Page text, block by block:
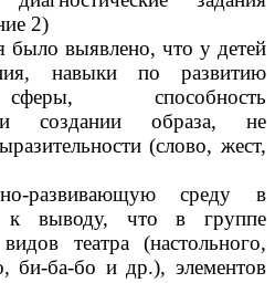
2)
было выявлено, что у детей
навыки по развитию
способность
создании образа, не
(слово, жест,
развивающую среду в
выводу, что в группе
театра (настольного,
би-ба-бо и др.), элементов